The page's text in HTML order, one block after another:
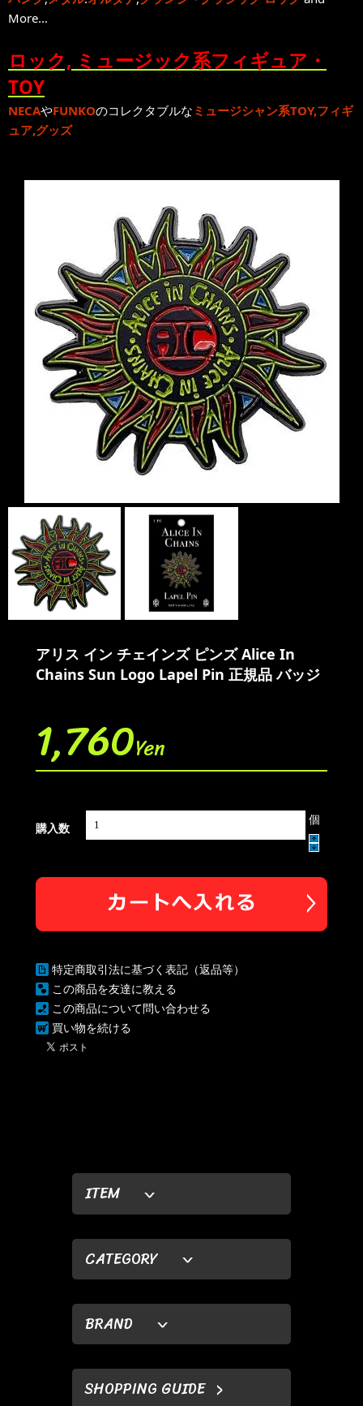
ITEM
CATEGORY
BRAND
SHOPPING GUIDE
More...
ロック, ミュージック系フィギュア・
TOY
NECAやFUNKOのコレクタブルな ミュージシャン系TOY,フィギ
ュア,グッズ
アリス イン チェインズ ピンズ Alice In
Chains Sun Logo Lapel Pin 正規品 バッジ
1,760Yen
購入数
個
特定商取引法に基づく表記（返品等）
この商品を友達に教える
この商品について問い合わせる
買い物を続ける